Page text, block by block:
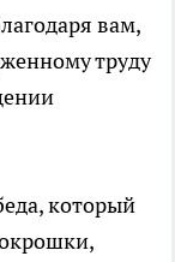
вам,
труду
который